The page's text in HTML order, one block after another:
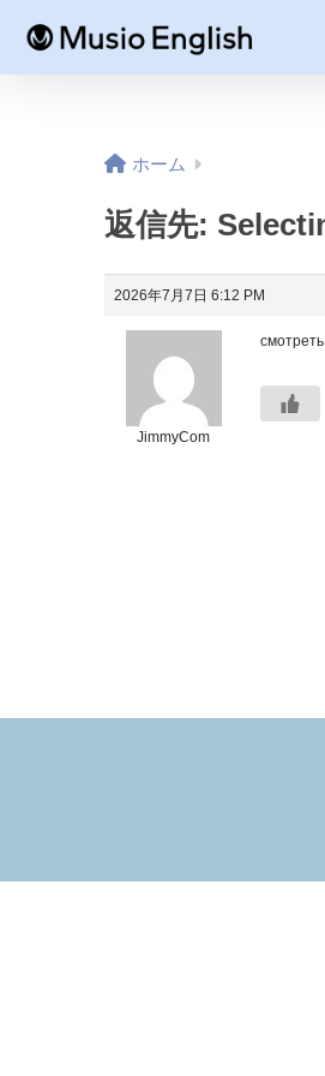
ホーム
返信先:
2026年7月7日 6:12 PM
JimmyCom